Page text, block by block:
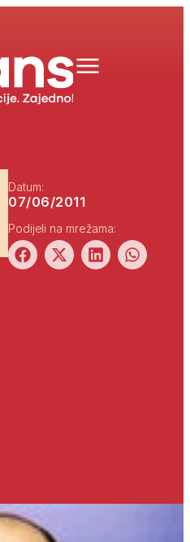
Datum:
07/06/2011
Podijeli na mrežama: